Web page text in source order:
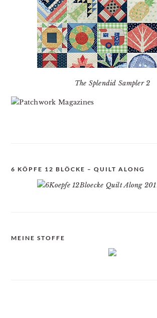
The Splendid Sampler 2
6 KÖPFE 12 BLÖCKE – QUILT ALONG
MEINE STOFFE